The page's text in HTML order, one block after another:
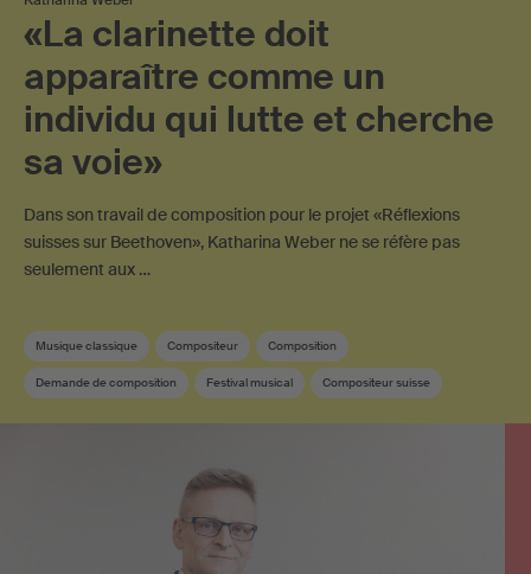
«La clarinette doit
apparaître comme un
individu qui lutte et cherche
sa voie»
Dans son travail de composition pour le projet «Réflexions
suisses sur Beethoven», Katharina Weber ne se réfère pas
seulement aux …
Musique classique Compositeur Composition
Demande de composition Festival musical Compositeur suisse